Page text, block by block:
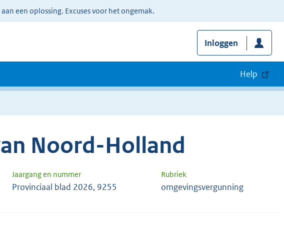
een oplossing. Excuses voor het ongemak.
Inloggen
Help
Noord-Holland
Jaargang en nummer Rubriek
Provinciaal blad 2026, 9255 omgevingsvergunning